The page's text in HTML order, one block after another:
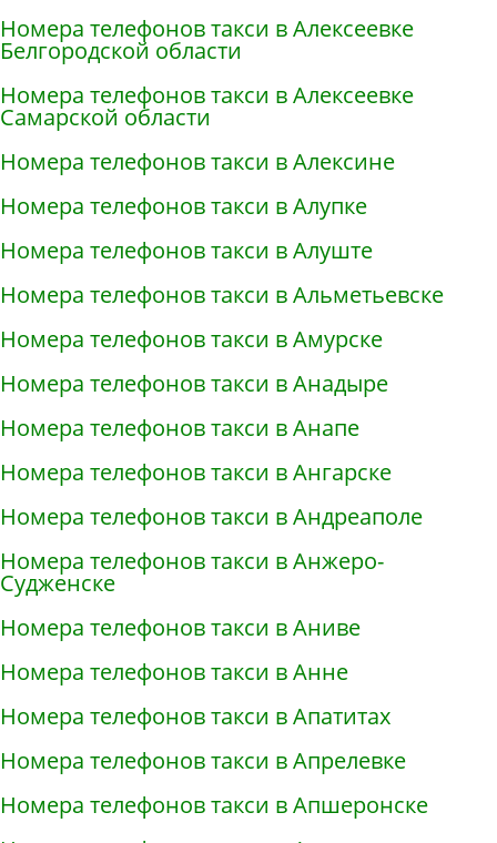
Номера телефонов такси в Алексеевке
Белгородской области
Номера телефонов такси в Алексеевке
Самарской области
Номера телефонов такси в Алексине
Номера телефонов такси в Алупке
Номера телефонов такси в Алуште
Номера телефонов такси в Альметьевске
Номера телефонов такси в Амурске
Номера телефонов такси в Анадыре
Номера телефонов такси в Анапе
Номера телефонов такси в Ангарске
Номера телефонов такси в Андреаполе
Номера телефонов такси в Анжеро-
Судженске
Номера телефонов такси в Аниве
Номера телефонов такси в Анне
Номера телефонов такси в Апатитах
Номера телефонов такси в Апрелевке
Номера телефонов такси в Апшеронске